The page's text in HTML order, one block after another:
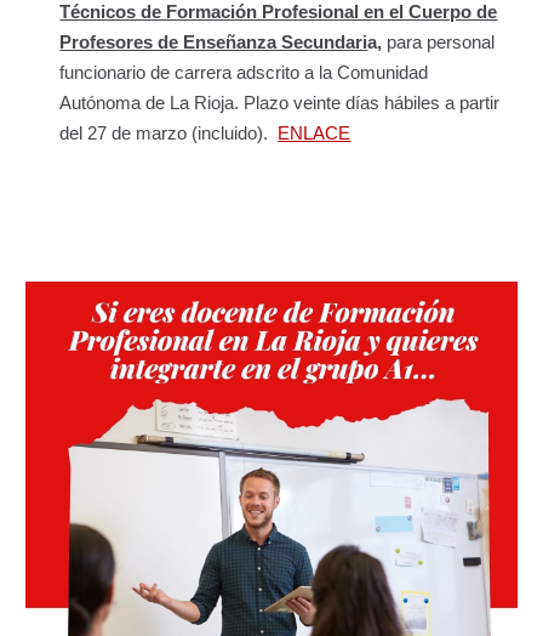
Técnicos de Formación Profesional en el Cuerpo de
Profesores de Enseñanza Secundaria, para personal
funcionario de carrera adscrito a la Comunidad
Autónoma de La Rioja. Plazo veinte días hábiles a partir
del 27 de marzo (incluido). ENLACE